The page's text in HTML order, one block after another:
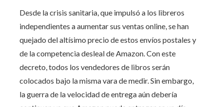
Desde la crisis sanitaria, que impulsó a los libreros
independientes a aumentar sus ventas online, se han
quejado del altísimo precio de estos envíos postales y
de la competencia desleal de Amazon. Con este
decreto, todos los vendedores de libros serán
colocados bajo la misma vara de medir. Sin embargo,
la guerra de la velocidad de entrega aún debería